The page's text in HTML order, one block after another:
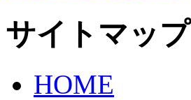
サイトマップ
HOME